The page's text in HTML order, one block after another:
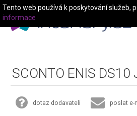
SCONTO ENIS
dotaz dodavateli poslat e-
Tento web používá k poskytování služeb,
informace